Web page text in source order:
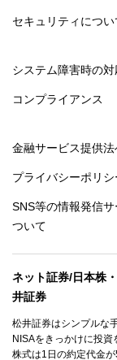
セキュリティについ
システム障害時の対
コンプライアンス
金融サービス提供
プライバシーポリシ
SNS等の情報発信サ
ついて
ネット証券/日本株
井証券
松井証券はシンプルな
NISAをきっかけに投資
株式は1日の約定代金